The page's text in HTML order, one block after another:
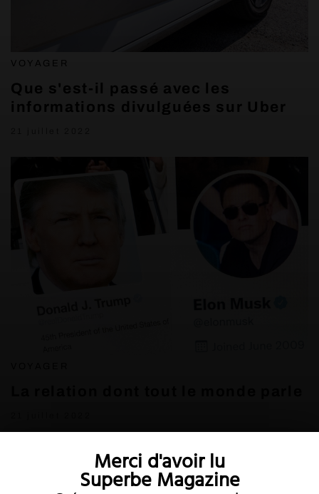
VOYAGER
Que s'est-il passé avec les
informations divulguées sur Uber
Merci d'avoir lu
Superbe Magazine